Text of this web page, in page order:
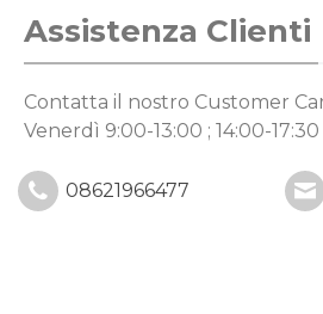
Assistenza Clienti
Contatta il nostro Customer
Venerdì 9:00-13:00 ; 14:00-17:30
08621966477